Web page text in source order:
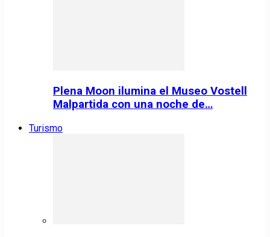
Plena Moon ilumina el Museo Vostell
Malpartida con una noche de…
Turismo